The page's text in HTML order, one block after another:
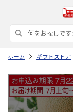
ホーム ギフトストア